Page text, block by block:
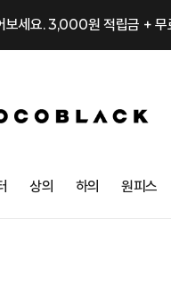
보세요. 3,000원 적립금 + 무
상의 하의 원피스